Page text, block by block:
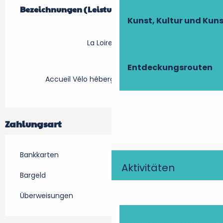
Kunst, Kultur und
Entdeckungsrouten
Aktivitäten
Bezeichnungen (Leistungsmerkmale)
Bezeichnungen (Leistungsmerkmale)
La Loire à Vélo
Accueil Vélo hébergement touristique
Zahlungsart
Bankkarten
Bargeld
Überweisungen